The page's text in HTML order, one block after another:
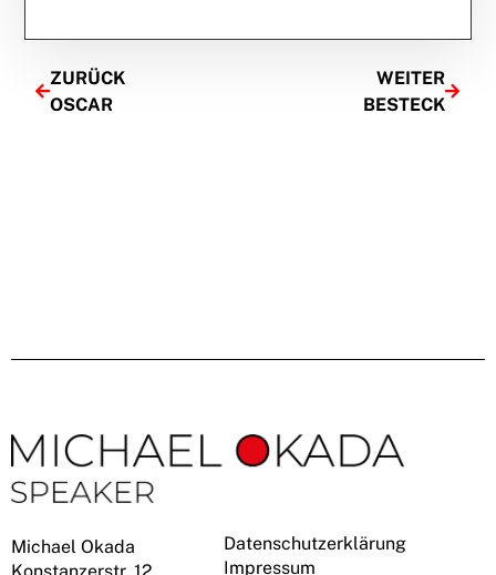
ZURÜCK
OSCAR
WEITER
BESTECK
Michael Okada
Datenschutzerklärung
Impressum